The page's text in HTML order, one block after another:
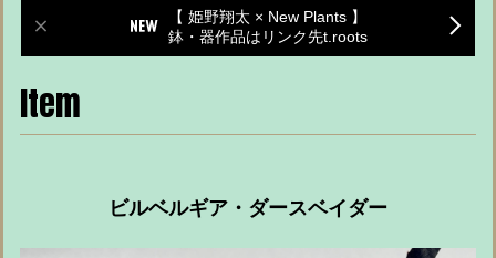
【 姫野翔太 × New Plants 】
鉢・器作品はリンク先t.roots
Item
ビルベルギア・ダースベイダー